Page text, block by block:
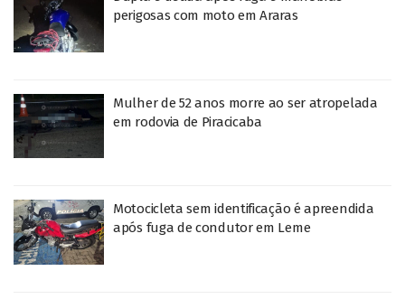
perigosas com moto em Araras
Mulher de 52 anos morre ao ser atropelada
em rodovia de Piracicaba
Motocicleta sem identificação é apreendida
após fuga de condutor em Leme